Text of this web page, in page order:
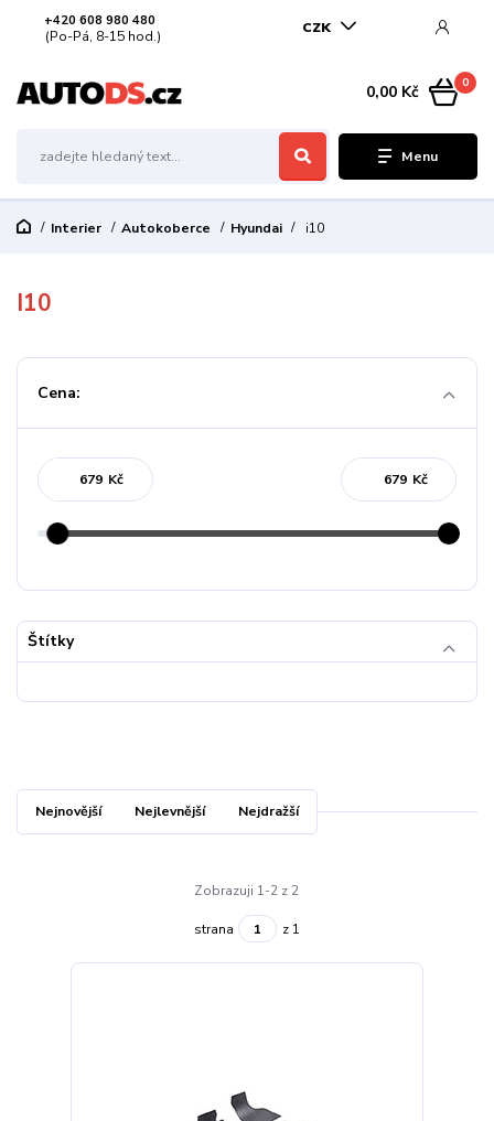
Menu
CZK
+420 608 980 480
(Po-Pá, 8-15 hod.)
0
0,00 Kč
Interier Autokoberce Hyundai i10
I10
Cena:
Kč Kč
Štítky
Nejnovější Nejlevnější Nejdražší
Zobrazuji 1-2 z 2
strana z 1